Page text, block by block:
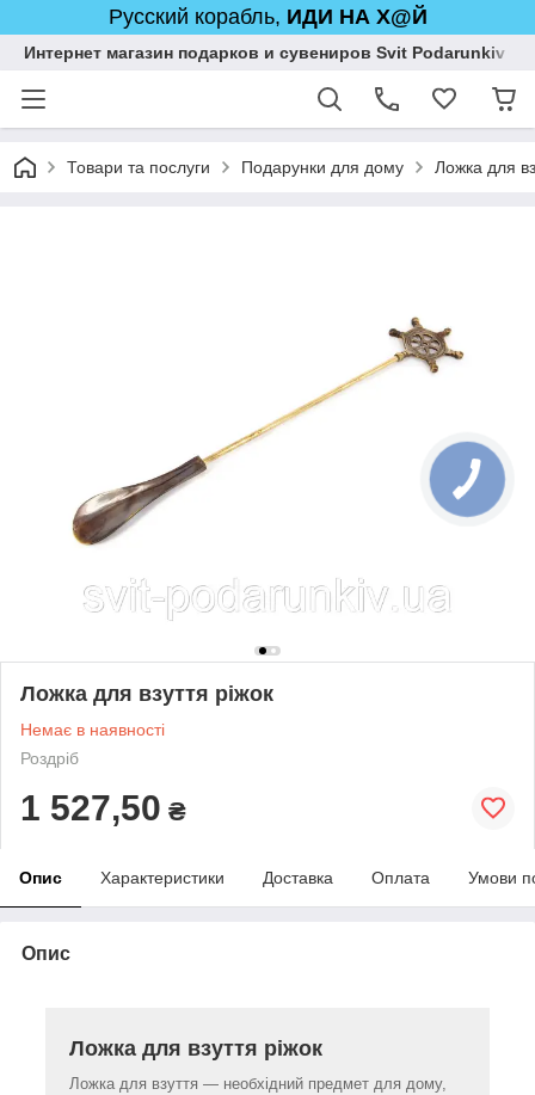
Русский корабль, ИДИ НА Х@Й
Интернет магазин подарков и сувениров Svit Podarunkiv
Товари та послуги Подарунки для дому Ложка для
Ложка для взуття ріжок
Немає в наявності
Роздріб
1 527,50 ₴
Опис Характеристики Доставка Оплата Умови
Опис
Ложка для взуття ріжок
Ложка для взуття — необхідний предмет для дому,